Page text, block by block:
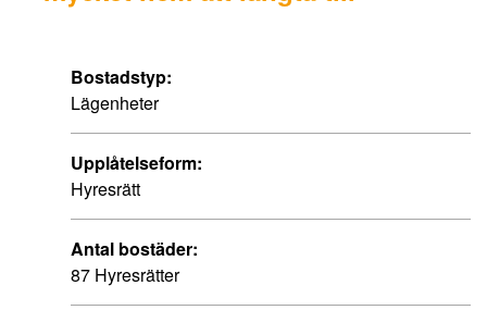
Bostadstyp:
Lägenheter
Upplåtelseform:
Hyresrätt
Antal bostäder:
87 Hyresrätter